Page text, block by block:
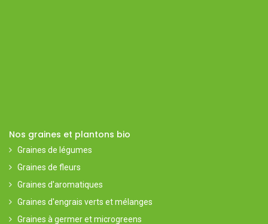
Nos graines et plantons bio
Graines de légumes
Graines de fleurs
Graines d'aromatiques
Graines d'engrais verts et mélanges
Graines à germer et microgreens